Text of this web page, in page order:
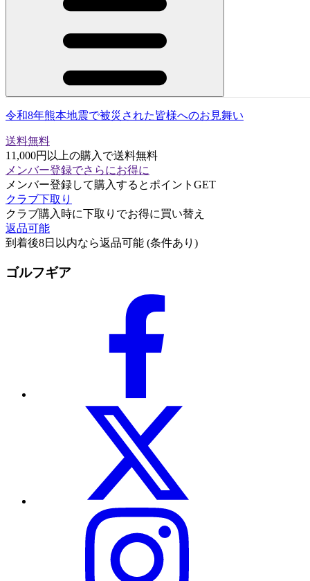
令和8年熊本地震で被災された皆様へのお見舞い
送料無料
11,000円以上の購入で送料無料
メンバー登録でさらにお得に
メンバー登録して購入するとポイントGET
クラブ下取り
クラブ購入時に下取りでお得に買い替え
返品可能
到着後8日以内なら返品可能 (条件あり)
ゴルフギア